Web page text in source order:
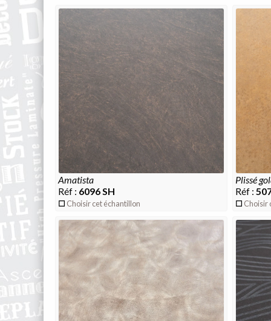
amatista
Réf : 6096 SH
Choisir cet échantillon
plissé
Réf :
Choisir